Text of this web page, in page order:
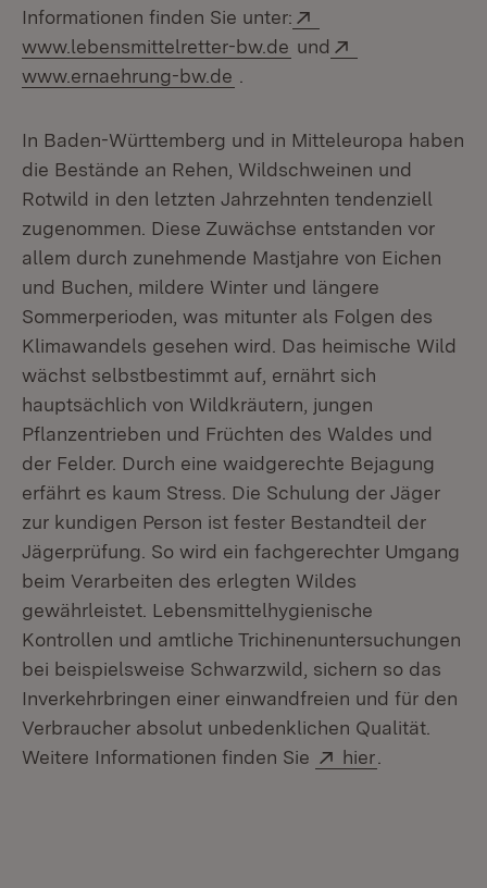
Informationen finden Sie unter:
www.lebensmittelretter-bw.de (Öffnet in neuem
und
www.ernaehrung-bw.de
In Baden-Württemberg und in Mitteleuropa haben
die Bestände an Rehen, Wildschweinen und
Rotwild in den letzten Jahrzehnten tendenziell
zugenommen. Diese Zuwächse entstanden vor
allem durch zunehmende Mastjahre von Eichen
und Buchen, mildere Winter und längere
Sommerperioden, was mitunter als Folgen des
Klimawandels gesehen wird. Das heimische Wild
wächst selbstbestimmt auf, ernährt sich
hauptsächlich von Wildkräutern, jungen
Pflanzentrieben und Früchten des Waldes und
der Felder. Durch eine waidgerechte Bejagung
erfährt es kaum Stress. Die Schulung der Jäger
zur kundigen Person ist fester Bestandteil der
Jägerprüfung. So wird ein fachgerechter Umgang
beim Verarbeiten des erlegten Wildes
gewährleistet. Lebensmittelhygienische
Kontrollen und amtliche Trichinenuntersuchungen
bei beispielsweise Schwarzwild, sichern so das
Inverkehrbringen einer einwandfreien und für den
Verbraucher absolut unbedenklichen Qualität.
Weitere Informationen finden Sie
Extern:
hier